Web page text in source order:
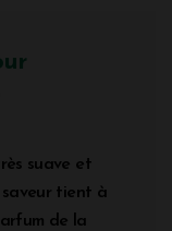
suave et
saveur tient à
de la